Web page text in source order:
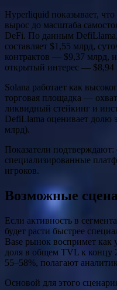
Hyperliquid показывает,
вырос до масштаба
DeFi. По данным
составляет $1,55 млрд,
контрактов — $9,37 млрд,
открытый интерес — $8,94
Solana работает как
торговая площадка —
ликвидный стейкинг и
DefiLlama оценивает долю
млрд).
Показатели
специализированные
игроков.
Возможные
Если активность в
будет расти быстрее
Base рынок воспримет как
доля в общем TVL к концу
55–58%, полагают
Основой для этого